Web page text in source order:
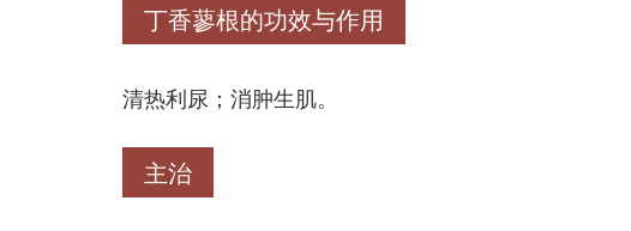
丁香蓼根的功效与作用
清热利尿；消肿生肌。
主治